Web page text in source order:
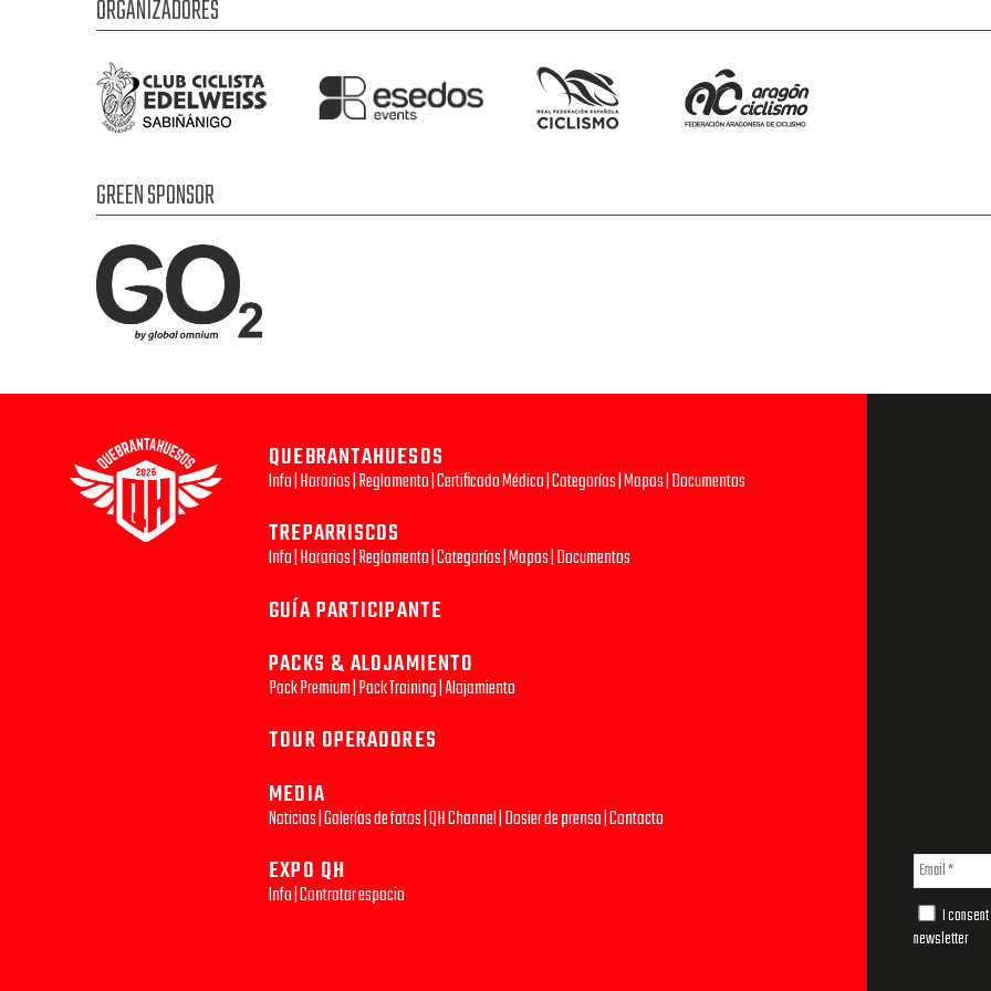
ORGANIZADORES
GREEN SPONSOR
QUEBRANTAHUESOS
Info|Horarios|Reglamento|Certificado Médico|Categorías|Mapas|Documentos
TREPARRISCOS
Info|Horarios|Reglamento|Categorías|Mapas|Documentos
GUÍA PARTICIPANTE
PACKS & ALOJAMIENTO
Pack Premium|Pack Training|Alojamiento
TOUR OPERADORES
MEDIA
Noticias|Galerías de fotos|QH Channel|Dosier de prensa|Contacto
EXPO QH
Info|Contratar espacio
I
newsletter